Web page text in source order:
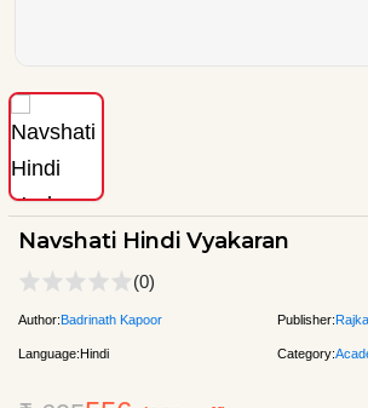
Navshati Hindi Vyakaran
(0)
Author:Badrinath Kapoor Publisher:
Language:Hindi Category: